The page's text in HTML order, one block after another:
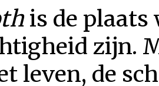
is de plaats
zijn.
leven, de